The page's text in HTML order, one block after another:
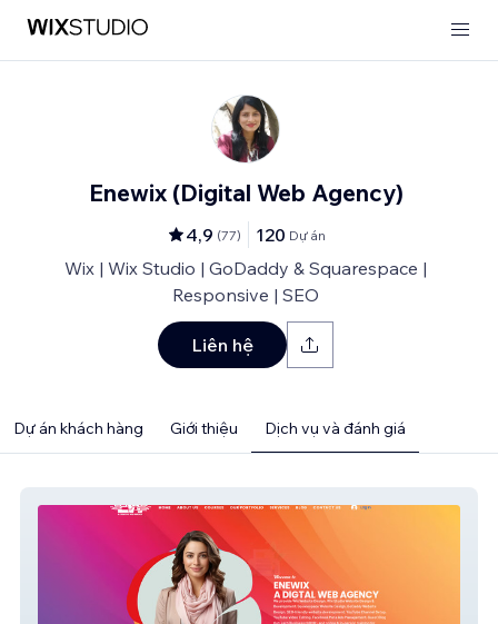
Enewix (Digital Web Agency)
4,9 (77) 120 Dự án
Wix | Wix Studio | GoDaddy & Squarespace |
Responsive | SEO
Liên hệ
Dự án khách hàng Giới thiệu Dịch vụ và đánh giá